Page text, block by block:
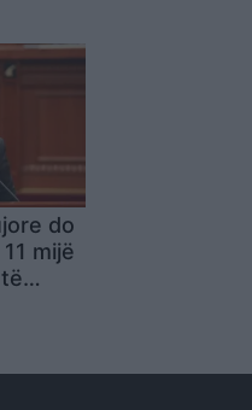
do
mijë